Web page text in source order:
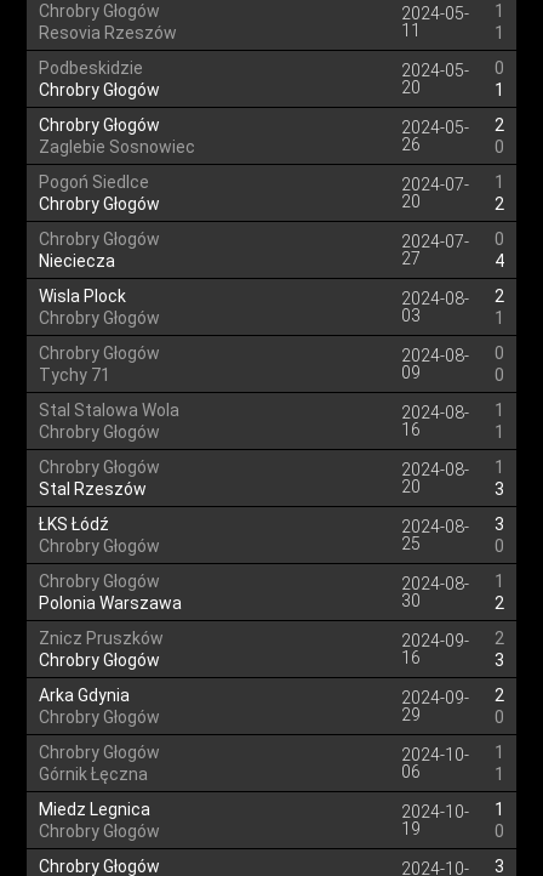
Chrobry Głogów
Resovia Rzeszów
2024-05-
11
1
1
Podbeskidzie
Chrobry Głogów
2024-05-
20
0
1
Chrobry Głogów
Zaglebie Sosnowiec
2024-05-
26
2
0
Pogoń Siedlce
Chrobry Głogów
2024-07-
20
1
2
Chrobry Głogów
Nieciecza
2024-07-
27
0
4
Wisla Plock
Chrobry Głogów
2024-08-
03
2
1
Chrobry Głogów
Tychy 71
2024-08-
09
0
0
Stal Stalowa Wola
Chrobry Głogów
2024-08-
16
1
1
Chrobry Głogów
Stal Rzeszów
2024-08-
20
1
3
ŁKS Łódź
Chrobry Głogów
2024-08-
25
3
0
Chrobry Głogów
Polonia Warszawa
2024-08-
30
1
2
Znicz Pruszków
Chrobry Głogów
2024-09-
16
2
3
Arka Gdynia
Chrobry Głogów
2024-09-
29
2
0
Chrobry Głogów
Górnik Łęczna
2024-10-
06
1
1
Miedz Legnica
Chrobry Głogów
2024-10-
19
1
0
Chrobry Głogów
2024-10- 3